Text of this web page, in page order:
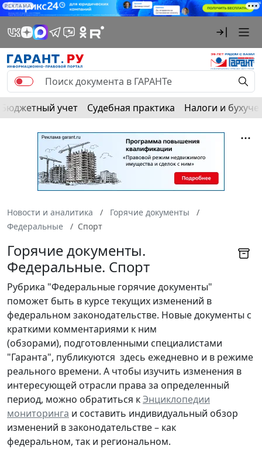
РЕКЛАМА
Бюджетный учет Судебная практика Налоги и
Новости и аналитика
Горячие документы
Федеральные
Спорт
Горячие документы.
Федеральные. Спорт
Рубрика "Федеральные горячие документы"
поможет быть в курсе текущих изменений в
федеральном законодательстве. Новые документы с
краткими комментариями к ним
(обзорами), подготовленными специалистами
"Гаранта", публикуются здесь ежедневно и в режиме
реального времени. А чтобы изучить изменения в
интересующей отрасли права за определенный
период, можно обратиться кЭнциклопедии
мониторинга и составить индивидуальный обзор
изменений в законодательстве – как
федеральном, так и региональном.